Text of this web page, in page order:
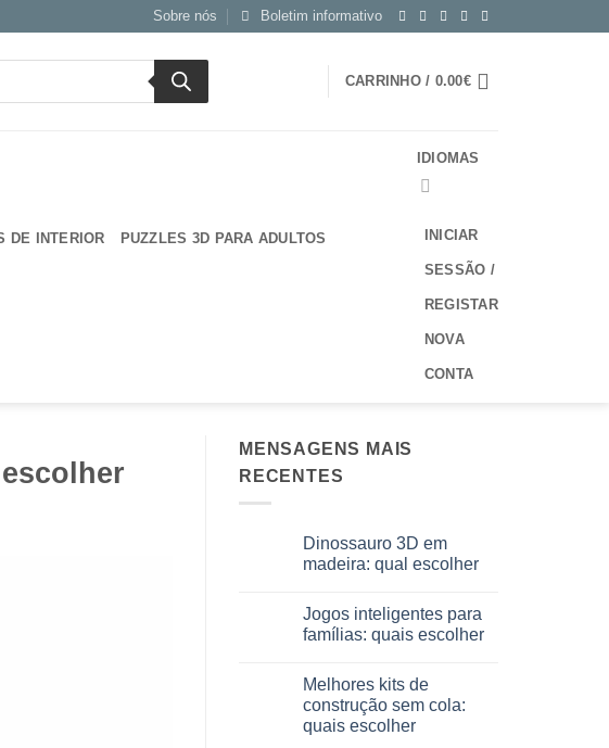
Sobre nós Boletim informativo
CARRINHO / 0.00€
DE INTERIOR PUZZLES 3D PARA ADULTOS
IDIOMAS
INICIAR
SESSÃO /
REGISTAR
NOVA
CONTA
MENSAGENS MAIS
RECENTES
Dinossauro 3D em
madeira: qual escolher
em
Dinosauro
3D
quale
scegliere
Jogos inteligentes para
famílias: quais escolher
em
intelligenti
per
Melhores kits de
construção sem cola:
quais escolher